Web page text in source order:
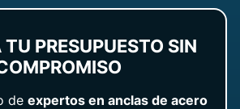
PRESUPUESTO SIN
de expertos en anclas de acero